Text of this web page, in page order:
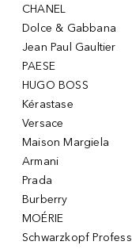
CHANEL
Dolce & Gabbana
Jean Paul Gaultier
PAESE
HUGO BOSS
Kérastase
Versace
Maison Margiela
Armani
Prada
Burberry
MOÉRIE
Schwarzkopf